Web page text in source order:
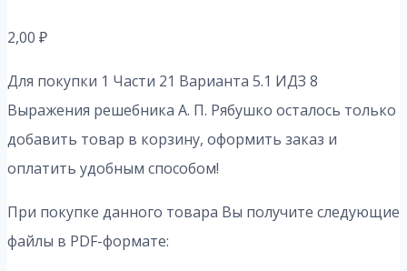
2,00 ₽
Для покупки 1 Части 21 Варианта 5.1 ИДЗ 8
Выражения решебника А. П. Рябушко осталось только
добавить товар в корзину, оформить заказ и
оплатить удобным способом!
При покупке данного товара Вы получите следующие
файлы в PDF-формате: